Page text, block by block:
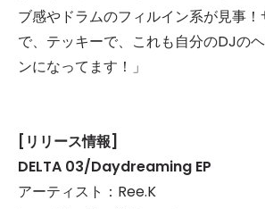
ブ感やドラムのフィルイン系が見事！
で、テッキーで、これも自分のDJの
ンになってます！」
[ リリース情報]
DELTA 03/Daydreaming EP
アーティスト：Ree.K